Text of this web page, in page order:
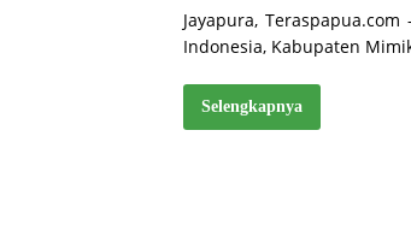
Jayapura,
Indonesia, Kabupaten
Selengkapnya